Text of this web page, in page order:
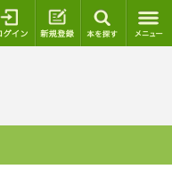
ログイン 新規登録